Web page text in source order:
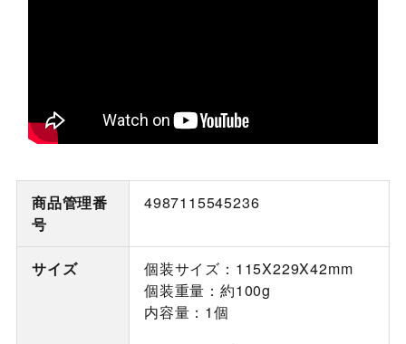
商品管理番
号
4987115545236
サイズ
個装サイズ：115X229X42mm
個装重量：約100g
内容量：1個